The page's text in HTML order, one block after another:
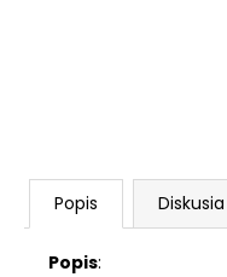
Popis Diskusia
Popis: